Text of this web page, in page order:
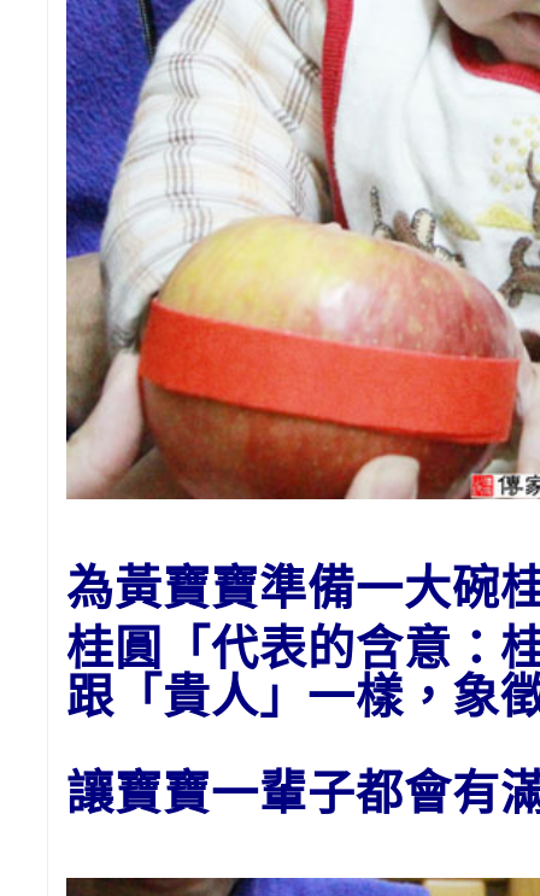
為黃寶寶準備一大碗
桂圓「代表的含意：
跟「貴人」一樣，象
讓寶寶一輩子都會有